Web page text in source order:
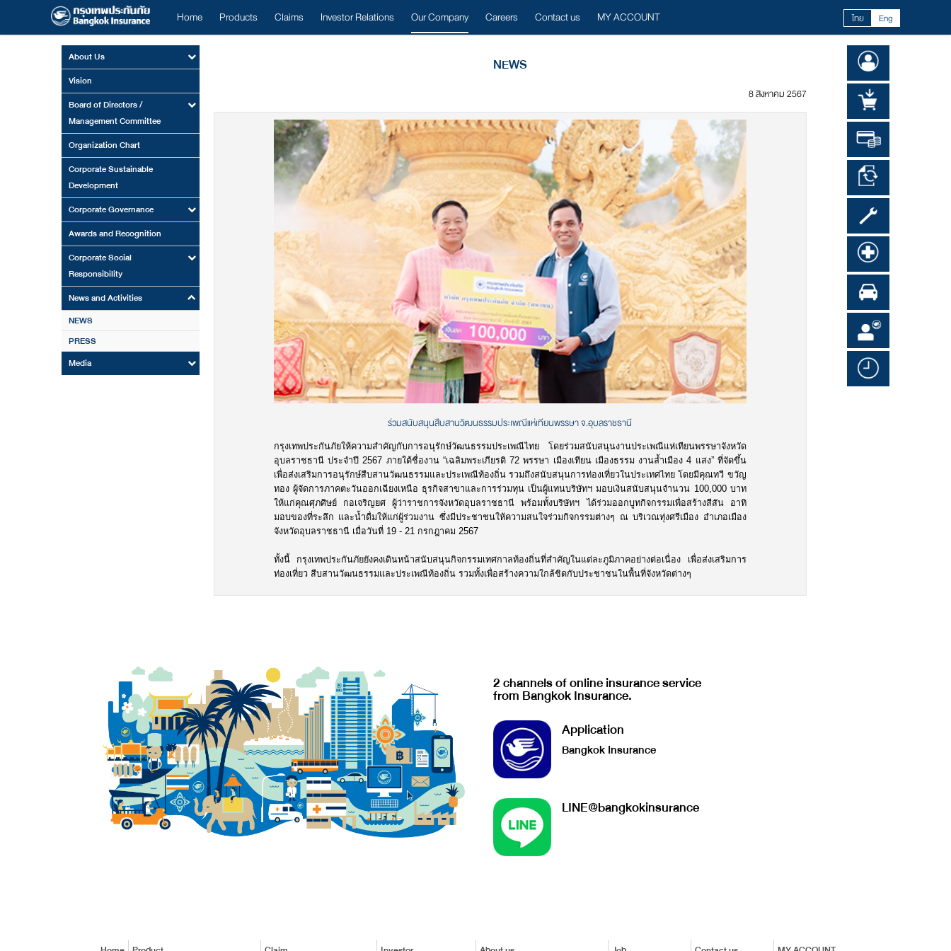
Home Products Claims Investor Relations Our Company Careers Contact us MY ACCOUNT ไทย Eng
About Us
Vision
Board of Directors /
Management Committee
Organization Chart
Corporate Sustainable
Development
Corporate Governance
Awards and Recognition
Corporate Social
Responsibility
News and Activities
NEWS
PRESS
Media
NEWS
8 สิงหาคม 2567
ร่วมสนับสนุนสืบสานวัฒนธรรมประเพณีแห่เทียนพรรษา จ.อุบลราชธานี
กรุงเทพประกันภัยให้ความสำคัญกับการอนุรักษ์วัฒนธรรมประเพณีไทย โดยร่วมสนับสนุนงานประเพณีแห่เทียนพรรษาจังหวัด
อุบลราชธานี ประจำปี 2567 ภายใต้ชื่องาน “เฉลิมพระเกียรติ 72 พรรษา เมืองเทียน เมืองธรรม งานล้ำเมือง 4 แสง” ที่จัดขึ้น
เพื่อส่งเสริมการอนุรักษ์สืบสานวัฒนธรรมและประเพณีท้องถิ่น รวมถึงสนับสนุนการท่องเที่ยวในประเทศไทย โดยมีคุณทวี ขวัญ
ทอง ผู้จัดการภาคตะวันออกเฉียงเหนือ ธุรกิจสาขาและการร่วมทุน เป็นผู้แทนบริษัทฯ มอบเงินสนับสนุนจำนวน 100,000 บาท
ให้แก่คุณศุภศิษย์ กอเจริญยศ ผู้ว่าราชการจังหวัดอุบลราชธานี พร้อมทั้งบริษัทฯ ได้ร่วมออกบูทกิจกรรมเพื่อสร้างสีสัน อาทิ
มอบของที่ระลึก และน้ำดื่มให้แก่ผู้ร่วมงาน ซึ่งมีประชาชนให้ความสนใจร่วมกิจกรรมต่างๆ ณ บริเวณทุ่งศรีเมือง อำเภอเมือง
จังหวัดอุบลราชธานี เมื่อวันที่ 19 - 21 กรกฎาคม 2567
ทั้งนี้ กรุงเทพประกันภัยยังคงเดินหน้าสนับสนุนกิจกรรมเทศกาลท้องถิ่นที่สำคัญในแต่ละภูมิภาคอย่างต่อเนื่อง เพื่อส่งเสริมการ
ท่องเที่ยว สืบสานวัฒนธรรมและประเพณีท้องถิ่น รวมทั้งเพื่อสร้างความใกล้ชิดกับประชาชนในพื้นที่จังหวัดต่างๆ
2 channels of online insurance service
from Bangkok Insurance.
Application
Bangkok Insurance
LINE@bangkokinsurance